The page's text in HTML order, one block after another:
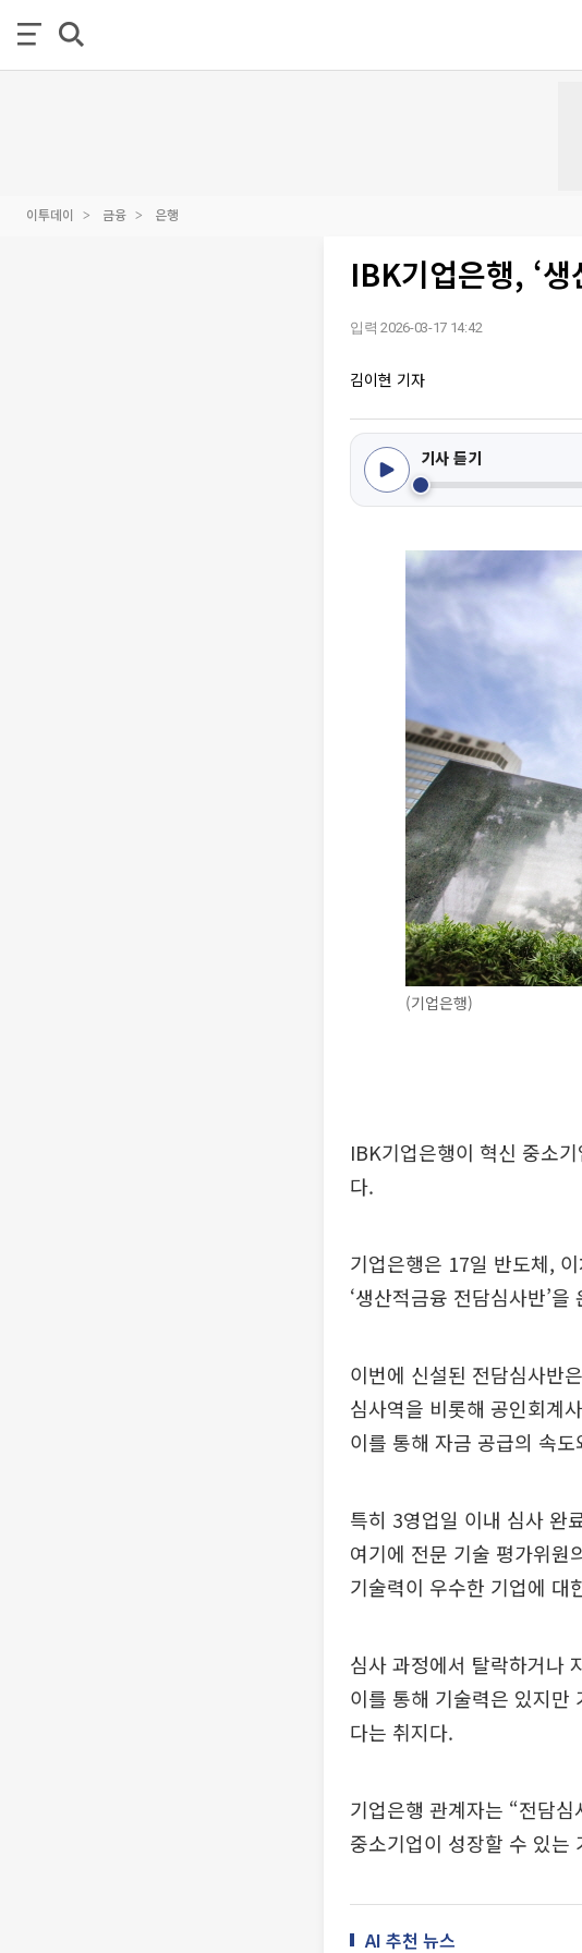
이투데이 금융 은행
IBK기업은행, ‘
입력 2026-03-17 14:42
김이현 기자
기사 듣기
(기업은행)
IBK기업은행이 혁신 중소
다.
기업은행은 17일 반도체,
‘생산적금융 전담심사반’
이번에 신설된 전담심사반
심사역을 비롯해 공인회계
이를 통해 자금 공급의 속
특히 3영업일 이내 심사 완
여기에 전문 기술 평가위원
기술력이 우수한 기업에 대
심사 과정에서 탈락하거나
이를 통해 기술력은 있지만
다는 취지다.
기업은행 관계자는 “전담
중소기업이 성장할 수 있는
AI 추천 뉴스